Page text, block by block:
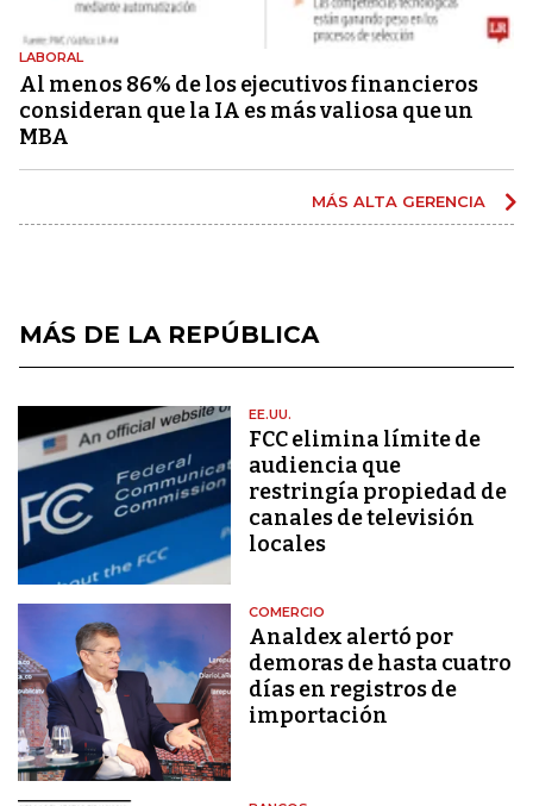
LABORAL
Al menos 86% de los ejecutivos financieros
consideran que la IA es más valiosa que un
MBA
MÁS ALTA GERENCIA
MÁS DE LA REPÚBLICA
EE.UU.
FCC elimina límite de
audiencia que
restringía propiedad de
canales de televisión
locales
COMERCIO
Analdex alertó por
demoras de hasta cuatro
días en registros de
importación